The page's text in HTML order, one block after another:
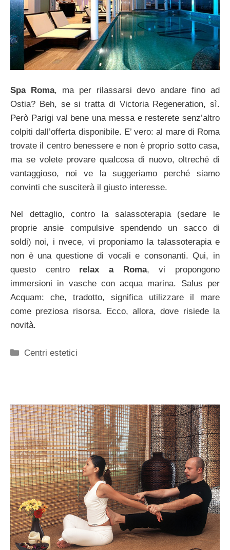
Spa Roma, ma per rilassarsi devo andare fino ad
Ostia? Beh, se si tratta di Victoria Regeneration, sì.
Però Parigi val bene una messa e resterete senz’altro
colpiti dall’offerta disponibile. E’ vero: al mare di Roma
trovate il centro benessere e non è proprio sotto casa,
ma se volete provare qualcosa di nuovo, oltreché di
vantaggioso, noi ve la suggeriamo perché siamo
convinti che susciterà il giusto interesse.
Nel dettaglio, contro la salassoterapia (sedare le
proprie ansie compulsive spendendo un sacco di
soldi) noi, i nvece, vi proponiamo la talassoterapia e
non è una questione di vocali e consonanti. Qui, in
questo centro relax a Roma, vi propongono
immersioni in vasche con acqua marina. Salus per
Acquam: che, tradotto, significa utilizzare il mare
come preziosa risorsa. Ecco, allora, dove risiede la
novità.
Categorie
Centri estetici